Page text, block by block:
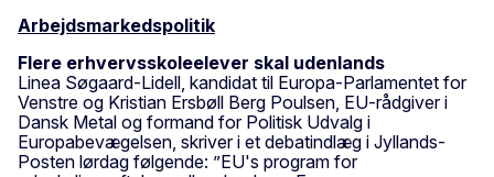
Arbejdsmarkedspolitik
Flere erhvervsskoleelever skal udenlands
Linea Søgaard-Lidell, kandidat til Europa-Parlamentet for
Venstre og Kristian Ersbøll Berg Poulsen, EU-rådgiver i
Dansk Metal og formand for Politisk Udvalg i
Europabevægelsen, skriver i et debatindlæg i Jyllands-
Posten lørdag følgende: ”EU's program for